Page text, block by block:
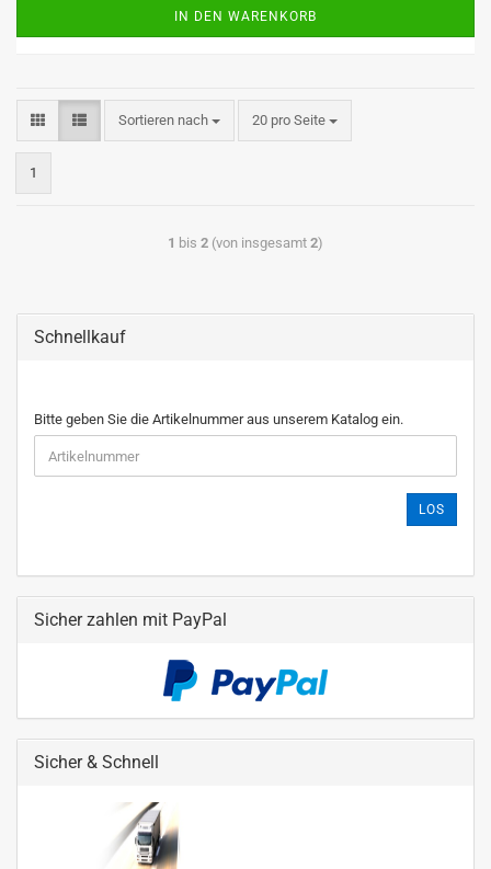
IN DEN WARENKORB
Sortieren nach 20 pro Seite
1
1 bis 2 (von insgesamt 2)
Schnellkauf
Bitte geben Sie die Artikelnummer aus unserem Katalog ein.
LOS
Sicher zahlen mit PayPal
Sicher & Schnell